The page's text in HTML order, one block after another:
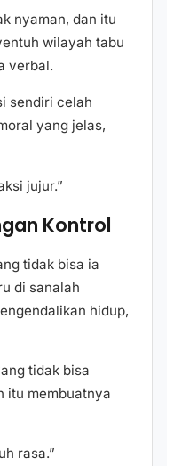
nyaman, dan itu
wilayah tabu
verbal.
sendiri celah
yang jelas,
jujur.”
Kontrol
tidak bisa ia
di sanalah
hidup,
tidak bisa
itu membuatnya
rasa.”